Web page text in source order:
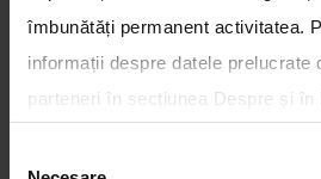
îmbunătăți permanent activitatea.
informații despre datele prelucrate
parteneri în secțiunea Despre și în
toate cookie-urile, una sau mai